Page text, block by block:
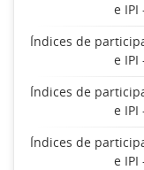
e
Índices de
e
Índices de
e
Índices de
e